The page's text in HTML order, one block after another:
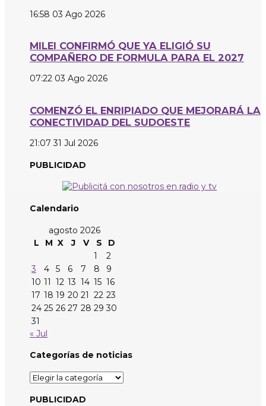
16:58 03 Ago 2026
MILEI CONFIRMÓ QUE YA ELIGIÓ SU
COMPAÑERO DE FORMULA PARA EL 2027
07:22 03 Ago 2026
COMENZÓ EL ENRIPIADO QUE MEJORARÁ LA
CONECTIVIDAD DEL SUDOESTE
21:07 31 Jul 2026
PUBLICIDAD
Calendario
agosto 2026
L
M X J V S
D
1
2
3
4 5 6 7 8
9
10 11 12 13 14 15 16
17 18 19 20 21 22 23
24 25 26 27 28 29 30
31
« Jul
Categorías de noticias
Categorías
de
noticias
PUBLICIDAD